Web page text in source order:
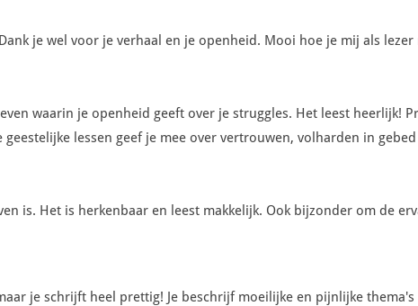
je wel voor je verhaal en je openheid. Mooi hoe je mij als
waarin je openheid geeft over je struggles. Het leest heerlijk!
lessen geef je mee over vertrouwen, volharden in
is. Het is herkenbaar en leest makkelijk. Ook bijzonder om de
je schrijft heel prettig! Je beschrijf moeilijke en pijnlijke